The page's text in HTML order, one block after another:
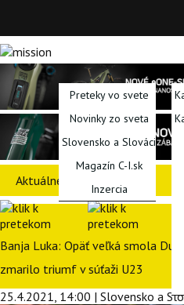
TITULKA
Preteky vo svete
Novinky zo sveta
Slovensko a Slováci
Magazín C-I.sk
Inzercia
Aktuálne preteky
Banja Luka: Opäť veľká smola
zmarilo triumf v súťaži U23
25.4.2021, 14:00 | Slovensko a